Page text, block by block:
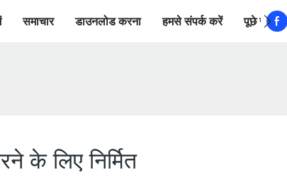
समाचार डाउनलोड करना हमसे संपर्क करें पूछे जाने
के लिए निर्मित